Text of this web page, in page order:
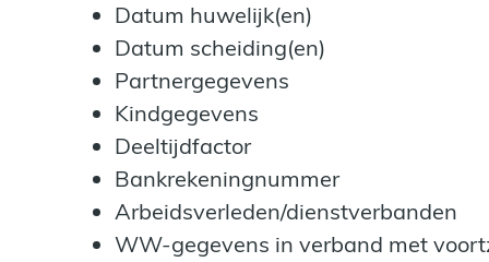
Datum huwelijk(en)
Datum scheiding(en)
Partnergegevens
Kindgegevens
Deeltijdfactor
Bankrekeningnummer
Arbeidsverleden/dienstverbanden
WW-gegevens in verband met